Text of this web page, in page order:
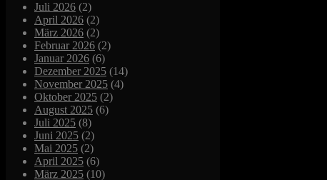
Juli 2026 (2)
April 2026 (2)
März 2026 (2)
Februar 2026 (2)
Januar 2026 (6)
Dezember 2025 (14)
November 2025 (4)
Oktober 2025 (2)
August 2025 (6)
Juli 2025 (8)
Juni 2025 (2)
Mai 2025 (2)
April 2025 (6)
März 2025 (10)